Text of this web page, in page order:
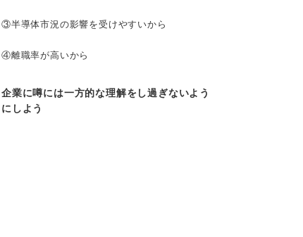
③半導体市況の影響を受けやすいから
④離職率が高いから
企業に噂には一方的な理解をし過ぎないよう
にしよう